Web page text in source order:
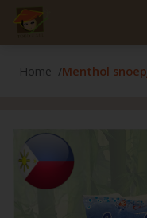
Home Menthol